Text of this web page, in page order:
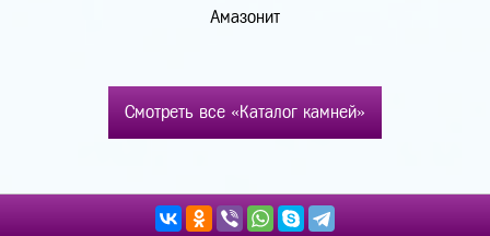
Амазонит
Смотреть все «Каталог камней»